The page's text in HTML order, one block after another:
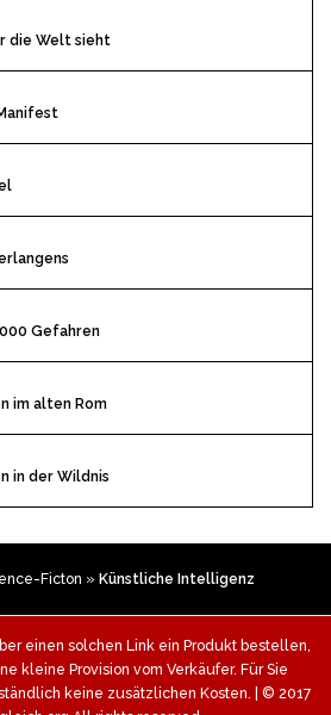
die Welt sieht
Gefahren
im alten Rom
in der Wildnis
Ficton » Künstliche Intelligenz
einen solchen Link ein Produkt bestellen,
kleine Provision vom Verkäufer. Für Sie
keine zusätzlichen Kosten. | © 2017